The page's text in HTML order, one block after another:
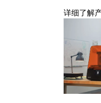
详细了解